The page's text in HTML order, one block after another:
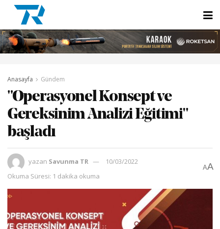
Anasayfa Gündem
"Operasyonel Konsept ve
Gereksinim Analizi Eğitimi"
başladı
yazan Savunma TR
10/03/2022
Okuma Süresi: 1 dakika okuma
AA